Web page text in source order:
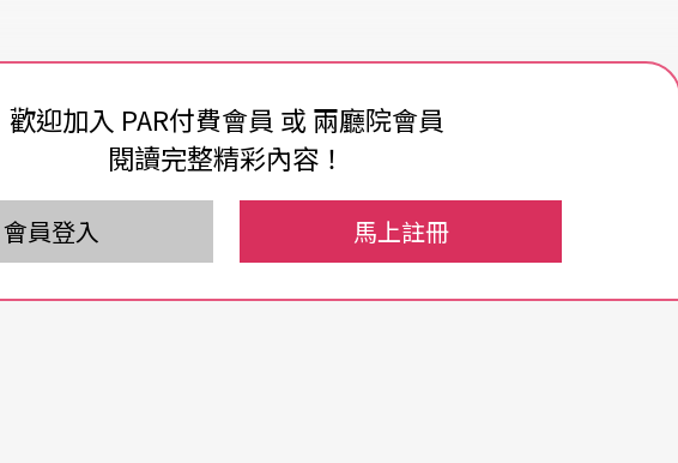
要孤獨、自我的環境，才能從沉靜中洗練出最純粹的音樂，於是潘世姬
囂的群山之中。在一路往她家的途中，成片的山櫻花將枝頭灑滿粉嫩，
著初春微涼的空氣，偶爾還會飄來淡淡的杜鵑花香。在潘世姬家中那一
遠方流過，形成一道閃著亮光的弧線，她說，天氣晴朗時還可以遠眺位
作曲家把自家小朋友的照片擺放到桌上，十多張照片裡小人兒的表情
自然環境下成長的孩童，可以活潑得如此自信。在平常的日子裡，潘世
替的變化中體會季節的循環，宛如生命的周期。相對於城市孩童對聲
反而從平凡的生活過程中有著更多對於生命的體會。
歡迎加入 PAR付費會員 或 兩廳院會員
閱讀完整精彩內容！
會員登入 馬上註冊